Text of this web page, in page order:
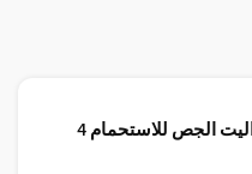
موزع ورق التواليت الجص للاستحمام 4